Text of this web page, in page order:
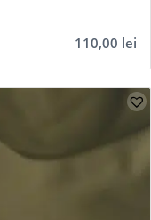
110,00 lei